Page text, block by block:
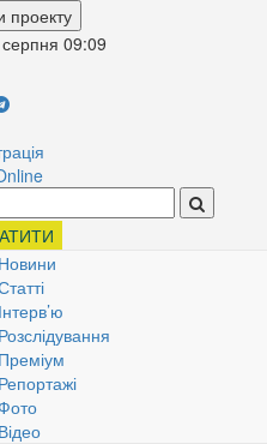
проекту
09:09
Новини
Інтерв’ю
Розслідування
Преміум
Репортажі
Відео